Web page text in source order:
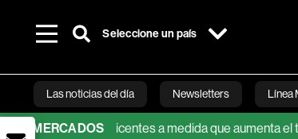
Seleccione un país
Las noticias del día Newsletters Línea
MERCADOS
muestran reticentes a medida que aumenta el temor